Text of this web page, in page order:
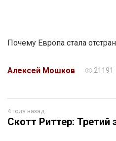
Почему Европа стала
Алексей Мошков 21191
4 года назад
Скотт Риттер: Третий